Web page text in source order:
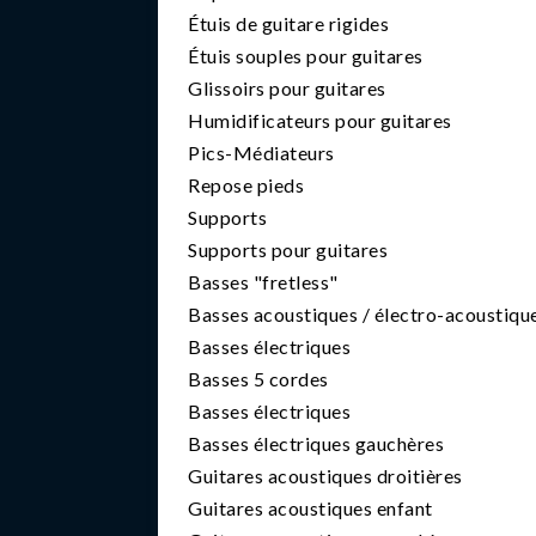
Étuis de guitare rigides
Étuis souples pour guitares
Glissoirs pour guitares
Humidificateurs pour guitares
Pics-Médiateurs
Repose pieds
Supports
Supports pour guitares
Basses "fretless"
Basses acoustiques / électro-
Basses électriques
Basses 5 cordes
Basses électriques
Basses électriques gauchères
Guitares acoustiques droitières
Guitares acoustiques enfant